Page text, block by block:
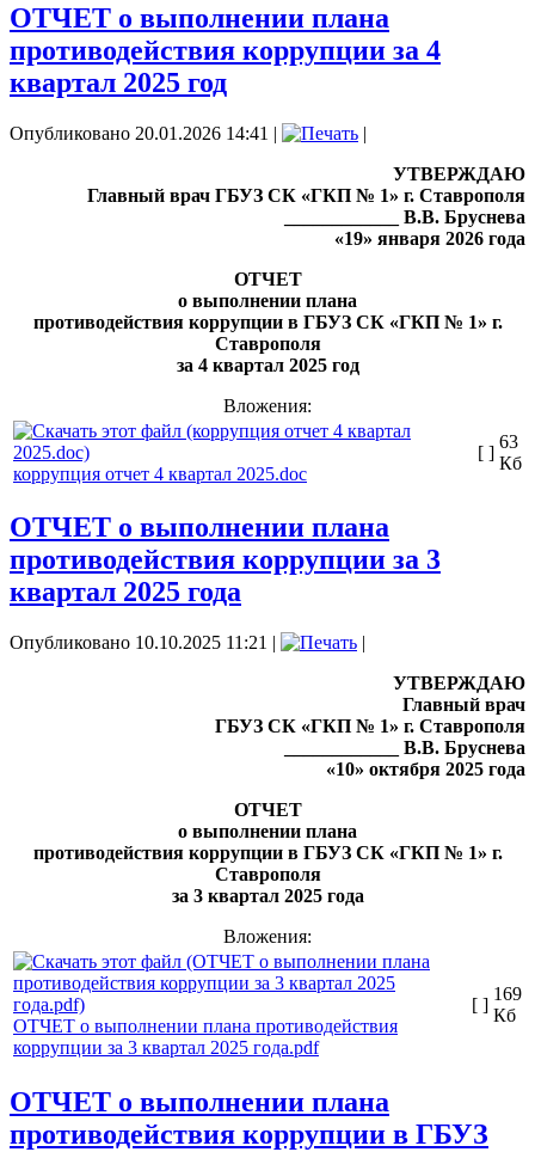
ОТЧЕТ о выполнении плана
противодействия коррупции за 4
квартал 2025 год
Опубликовано 20.01.2026 14:41 |
|
УТВЕРЖДАЮ
Главный врач ГБУЗ СК «ГКП № 1» г. Ставрополя
____________ В.В. Бруснева
«19» января 2026 года
ОТЧЕТ
о выполнении плана
противодействия коррупции в ГБУЗ СК «ГКП № 1» г.
Ставрополя
за 4 квартал 2025 год
Вложения:
коррупция отчет 4 квартал 2025.doc
[ ]
63
Кб
ОТЧЕТ о выполнении плана
противодействия коррупции за 3
квартал 2025 года
Опубликовано 10.10.2025 11:21 |
|
УТВЕРЖДАЮ
Главный врач
ГБУЗ СК «ГКП № 1» г. Ставрополя
____________ В.В. Бруснева
«10» октября 2025 года
ОТЧЕТ
о выполнении плана
противодействия коррупции в ГБУЗ СК «ГКП № 1» г.
Ставрополя
за 3 квартал 2025 года
Вложения:
ОТЧЕТ о выполнении плана противодействия
коррупции за 3 квартал 2025 года.pdf
[ ]
169
Кб
ОТЧЕТ о выполнении плана
противодействия коррупции в ГБУЗ